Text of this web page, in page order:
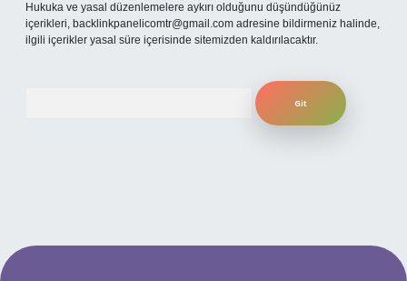
Hukuka ve yasal düzenlemelere aykırı olduğunu düşündüğünüz
içerikleri, backlinkpanelicomtr@gmail.com adresine bildirmeniz halinde,
ilgili içerikler yasal süre içerisinde sitemizden kaldırılacaktır.
adresi